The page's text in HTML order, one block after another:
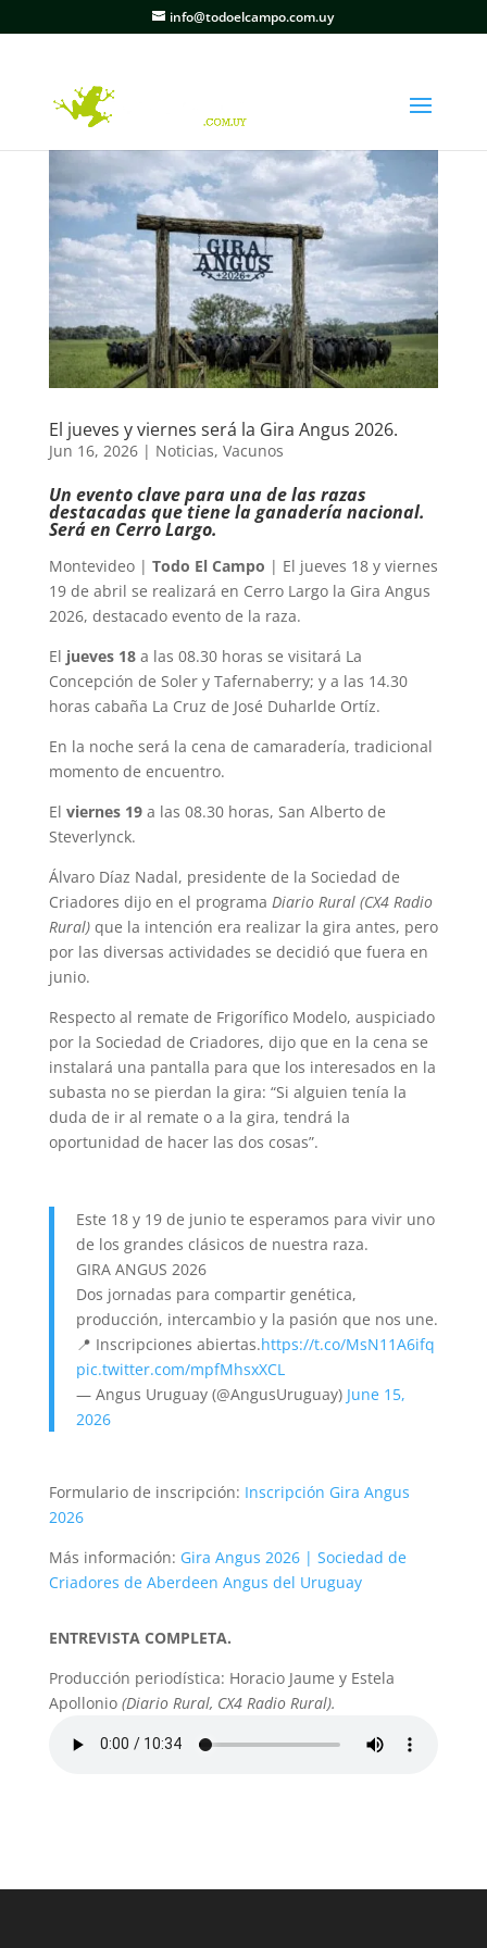
info@todoelcampo.com.uy
El jueves y viernes será la Gira Angus 2026.
Jun 16, 2026| Noticias, Vacunos
Un evento clave para una de las razas
destacadas que tiene la ganadería nacional.
Será en Cerro Largo.
Montevideo | Todo El Campo | El jueves 18 y viernes
19 de abril se realizará en Cerro Largo la Gira Angus
2026, destacado evento de la raza.
El jueves 18a las 08.30 horas se visitará La
Concepción de Soler y Tafernaberry; y a las 14.30
horas cabaña La Cruz de José Duharlde Ortíz.
En la noche será la cena de camaradería, tradicional
momento de encuentro.
El viernes 19a las 08.30 horas, San Alberto de
Steverlynck.
Álvaro Díaz Nadal, presidente de la Sociedad de
Criadores dijo en el programa Diario Rural (CX4 Radio
Rural)que la intención era realizar la gira antes, pero
por las diversas actividades se decidió que fuera en
junio.
Respecto al remate de Frigorífico Modelo, auspiciado
por la Sociedad de Criadores, dijo que en la cena se
instalará una pantalla para que los interesados en la
subasta no se pierdan la gira: “Si alguien tenía la
duda de ir al remate o a la gira, tendrá la
oportunidad de hacer las dos cosas”.
Este 18 y 19 de junio te esperamos para vivir uno
de los grandes clásicos de nuestra raza.
GIRA ANGUS 2026
Dos jornadas para compartir genética,
producción, intercambio y la pasión que nos une.
📍 Inscripciones abiertas.https://t.co/MsN11A6ifq
pic.twitter.com/mpfMhsxXCL
— Angus Uruguay (@AngusUruguay) June 15,
2026
Formulario de inscripción: Inscripción Gira Angus
2026
Más información: Gira Angus 2026 | Sociedad de
Criadores de Aberdeen Angus del Uruguay
ENTREVISTA COMPLETA.
Producción periodística: Horacio Jaume y Estela
Apollonio (Diario Rural, CX4 Radio Rural).